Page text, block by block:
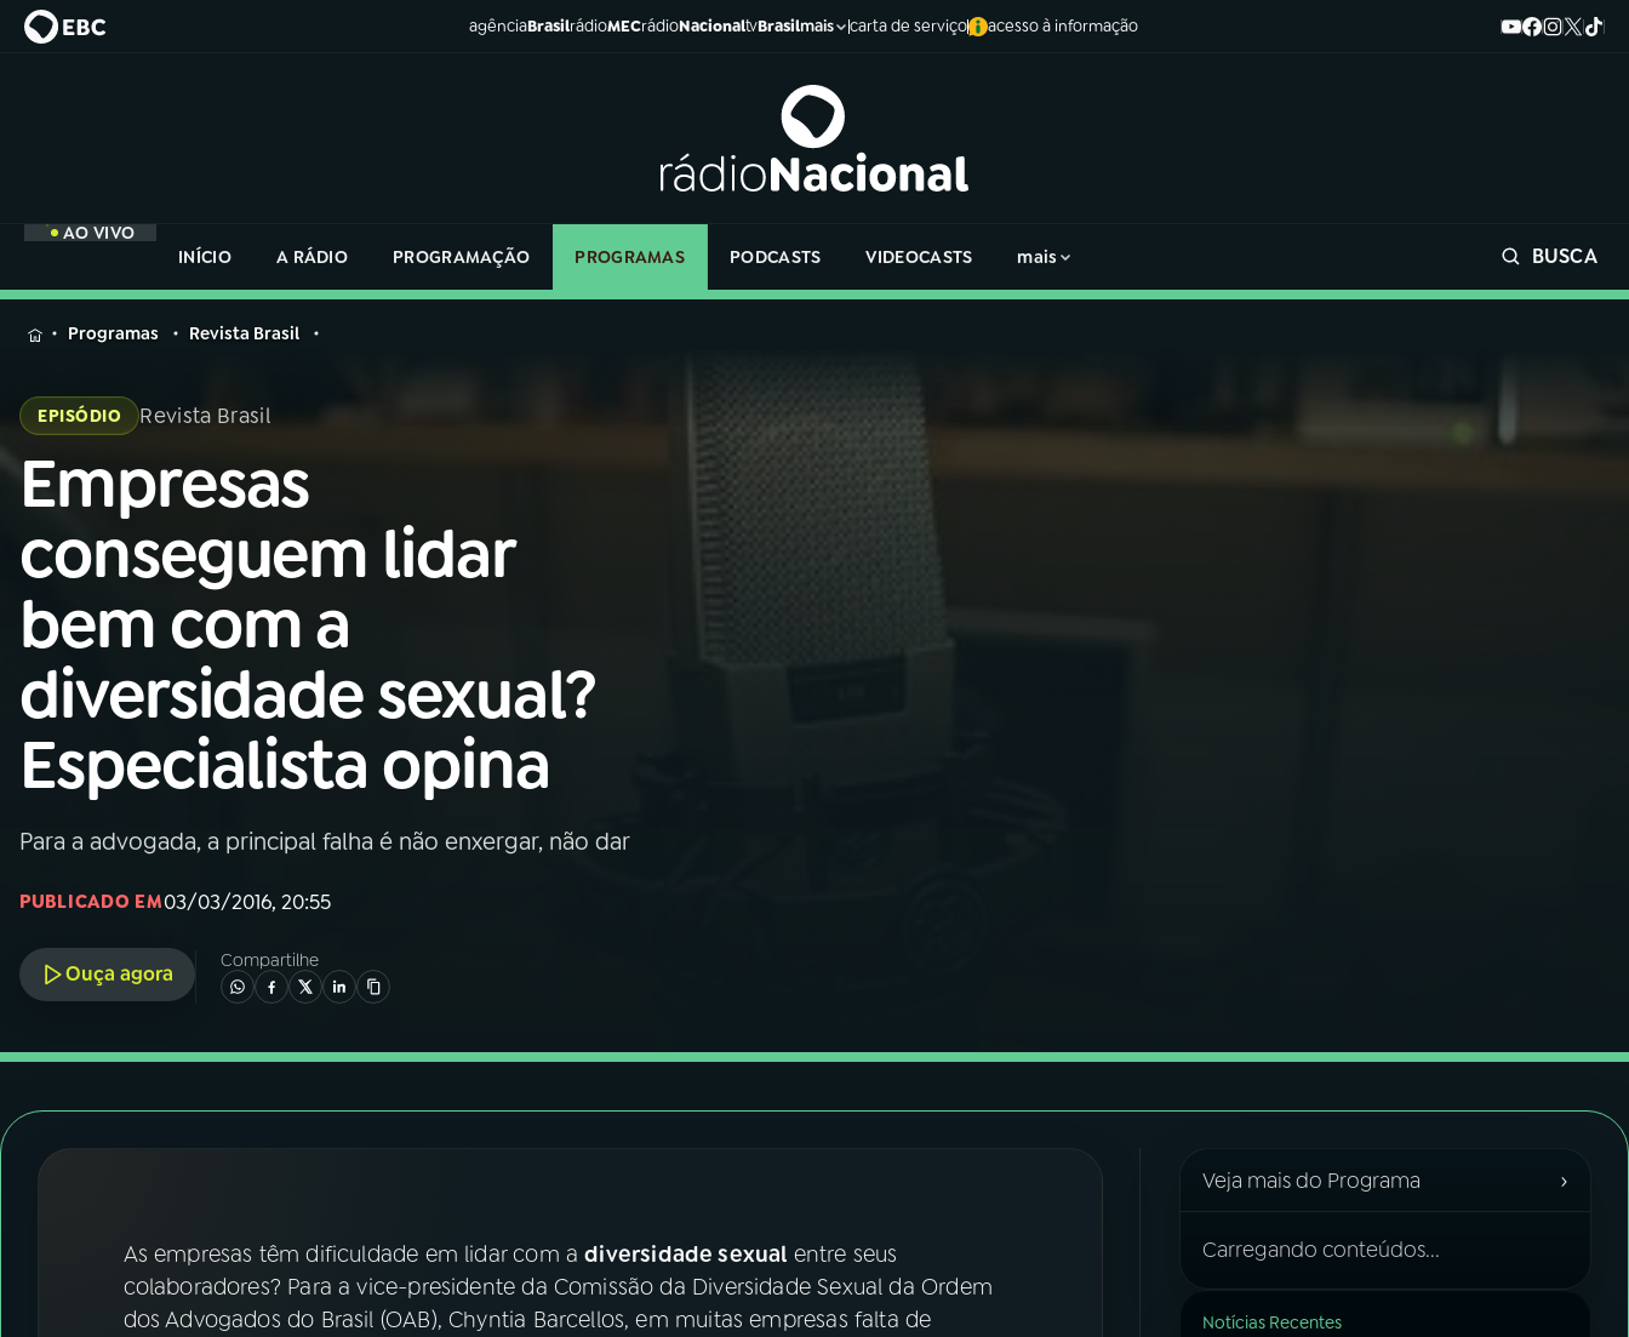
agênciaBrasilrádioMECrádioNacionaltvBrasilmais carta de serviço acesso à informação
AO VIVO
INÍCIO
A RÁDIO PROGRAMAÇÃO PROGRAMAS PODCASTS VIDEOCASTS mais BUSCA
MENU
Buscar
na
Rádio
Nacional
01 INÍCIO
02 A RÁDIO
03 PROGRAMAÇÃO
04PROGRAMAS
ACOMPANHE A RÁDIO NACIONAL
YouTube Facebook
na
Rádio
Programas Revista Brasil
EPISÓDIO Revista Brasil
Empresas
conseguem lidar
bem com a
diversidade sexual?
Especialista opina
Para a advogada, a principal falha é não enxergar, não dar
PUBLICADO EM03/03/2016, 20:55
Ouça agora
Compartilhe
As empresas têm dificuldade em lidar com adiversidade sexual entre seus
colaboradores? Para a vice-presidente da Comissão da Diversidade Sexual da Ordem
dos Advogados do Brasil (OAB), Chyntia Barcellos, em muitas empresas falta de
Veja mais do Programa ›
Carregando conteúdos...
Notícias Recentes